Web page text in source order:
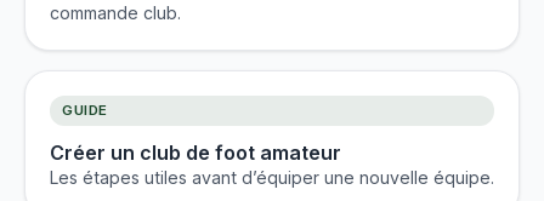
commande club.
GUIDE
Créer un club de foot amateur
Les étapes utiles avant d’équiper une nouvelle équipe.